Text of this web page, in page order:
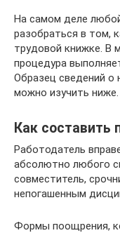
На самом деле
разобраться в том,
трудовой книжке. В
процедура
Образец сведений о
можно изучить ниже.
Как составить
Работодатель
абсолютно любого
совместитель,
непогашенным
Формы поощрения,